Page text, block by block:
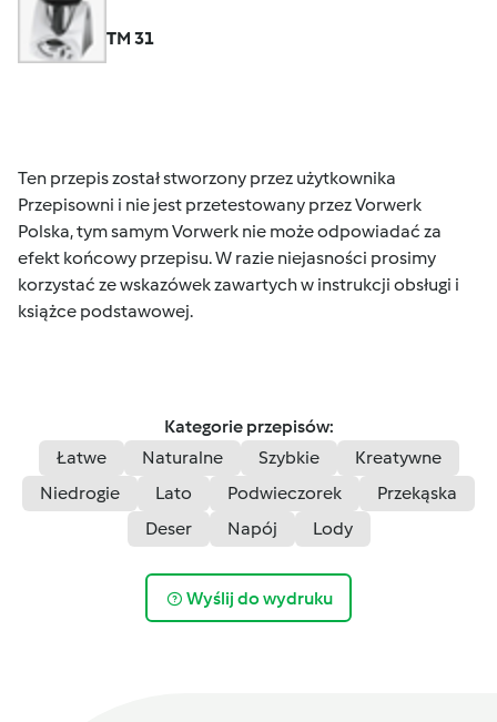
TM 31
Ten przepis został stworzony przez użytkownika
Przepisowni i nie jest przetestowany przez Vorwerk
Polska, tym samym Vorwerk nie może odpowiadać za
efekt końcowy przepisu. W razie niejasności prosimy
korzystać ze wskazówek zawartych w instrukcji obsługi i
książce podstawowej.
Kategorie przepisów:
Łatwe
Naturalne Szybkie
Kreatywne
Niedrogie
Lato Podwieczorek
Przekąska
Deser
Napój Lody
Wyślij do wydruku